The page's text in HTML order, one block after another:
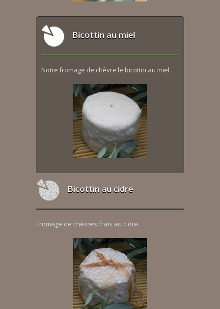
Bicottin au miel
Notre fromage de chèvre le bicottin au miel.
Bicottin au cidre
Fromage de chèvres frais au cidre.